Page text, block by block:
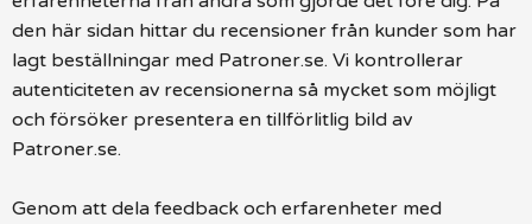
den här sidan hittar du recensioner från kunder som har
lagt beställningar med Patroner.se. Vi kontrollerar
autenticiteten av recensionerna så mycket som möjligt
och försöker presentera en tillförlitlig bild av
Patroner.se.
Genom att dela feedback och erfarenheter med